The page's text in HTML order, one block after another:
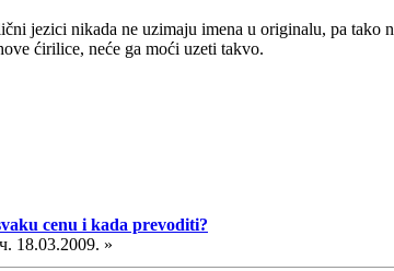
jezici nikada ne uzimaju imena u originalu, pa
ćirilice, neće ga moći uzeti takvo.
cenu i kada prevoditi?
18.03.2009. »